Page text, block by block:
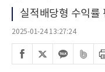
실적배당형 수익
2025-01-24 13:27:24